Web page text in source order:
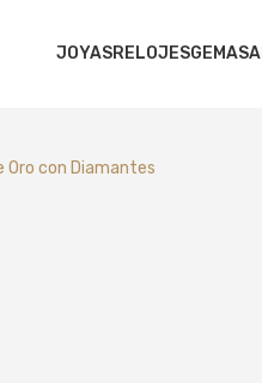
JOYASRELOJESGEMAS